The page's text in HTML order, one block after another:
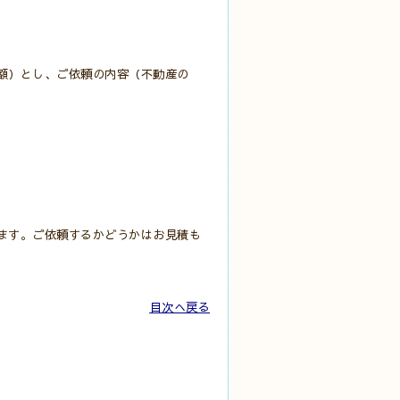
）とし、ご依頼の内容（不動産の
。 ご依頼するかどうかはお見積も
目次へ戻る